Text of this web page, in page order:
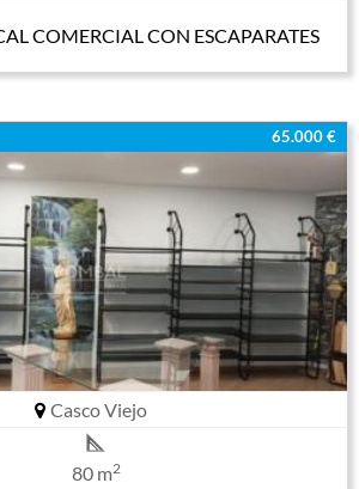
COMERCIAL CON ESCAPARATES
65.000 €
Casco Viejo
80 m2